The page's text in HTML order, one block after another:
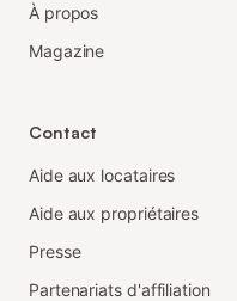
À propos
Magazine
Contact
Aide aux locataires
Aide aux propriétaires
Presse
Partenariats d'affiliation